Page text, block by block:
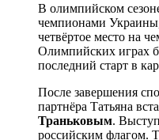
В олимпийском
чемпионами Украины,
четвёртое место на
Олимпийских играх
последний старт в
После завершения
партнёра Татьяна
Траньковым.
российским флагом.